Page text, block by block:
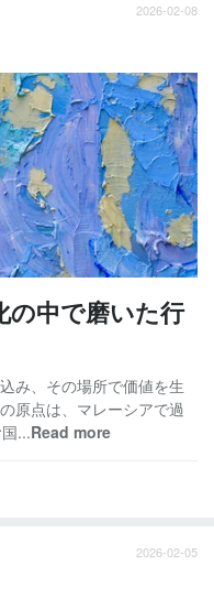
2026-02-08
の中で磨いた行
み、その場所で価値を生
原点は、マレーシアで過
...Read more
2026-02-05